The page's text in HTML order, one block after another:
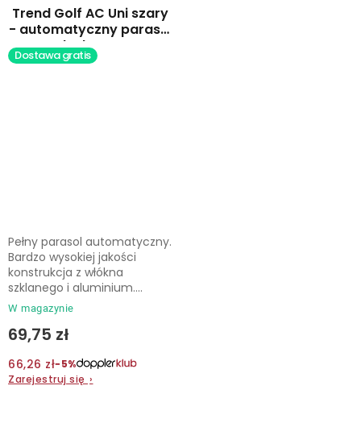
Trend Golf AC Uni szary
- automatyczny parasol
laskowy
Dostawa gratis
W magazynie
69,75 zł
66,26 zł−5%
Zarejestruj się ›
Pełny parasol automatyczny.
Bardzo wysokiej jakości
konstrukcja z włókna
szklanego i aluminium....